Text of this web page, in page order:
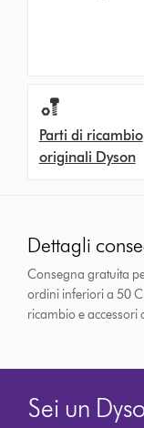
Parti di ricambio
originali Dyson
Dettagli
Consegna gratuita
ordini inferiori a 50
ricambio e accessori
Sei un